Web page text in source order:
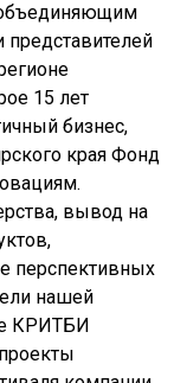
представителей
15 лет
бизнес,
края Фонд
вывод на
перспективных
нашей
КРИТБИ